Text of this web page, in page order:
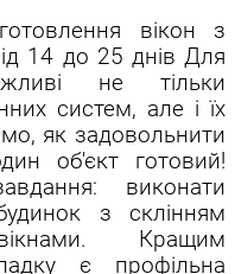
вікон з
14 до 25 днів Для
не тільки
систем, але і їх
як задовольнити
об'єкт готовий!
виконати
з склінням
Кращим
є профільна